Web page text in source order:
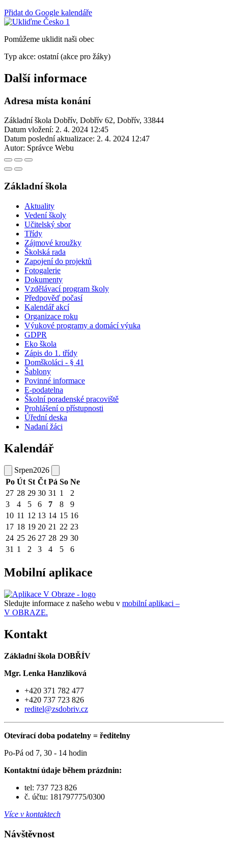
Přidat do Google kalendáře
Pomůžeme uklidit naši obec
Typ akce: ostatní (akce pro žáky)
Další informace
Adresa místa konání
Základní škola Dobřív, Dobřív 62, Dobřív, 33844
Datum vložení: 2. 4. 2024 12:45
Datum poslední aktualizace: 2. 4. 2024 12:47
Autor: Správce Webu
Základní škola
Aktuality
Vedení školy
Učitelský sbor
Třídy
Zájmové kroužky
Školská rada
Zapojení do projektů
Fotogalerie
Dokumenty
Vzdělávací program školy
Předpověď počasí
Kalendář akcí
Organizace roku
Výukové programy a domácí výuka
GDPR
Eko škola
Zápis do 1. třídy
Domškoláci - § 41
Šablony
Povinné informace
E-podatelna
Školní poradenské pracoviště
Prohlášení o přístupnosti
Úřední deska
Nadaní žáci
Kalendář
Srpen2026
Po Út St Čt Pá So Ne
27 28 29 30 31 1
2
3
4 5 6 7 8
9
10 11 12 13 14 15 16
17 18 19 20 21 22 23
24 25 26 27 28 29 30
31 1 2 3 4 5 6
Mobilní aplikace
Sledujte informace z našeho webu v mobilní aplikaci –
V OBRAZE.
Kontakt
Základní škola DOBŘÍV
Mgr. Lenka Hanzlíková
+420 371 782 477
+420 737 723 826
reditel@zsdobriv.cz
Otevírací doba podatelny = ředitelny
Po-Pá od 7, 30 - 14 hodin
Kontaktní údaje během prázdnin:
tel: 737 723 826
č. účtu: 181797775/0300
Více v kontaktech
Návštěvnost